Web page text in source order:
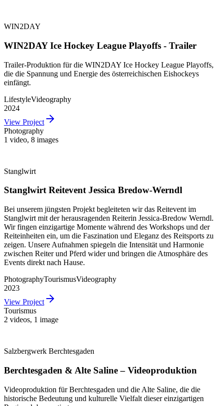
WIN2DAY
WIN2DAY Ice Hockey League Playoffs - Trailer
Trailer-Produktion für die WIN2DAY Ice Hockey League Playoffs,
die die Spannung und Energie des österreichischen Eishockeys
einfängt.
LifestyleVideography
2024
View Project
Photography
1 video, 8 images
Stanglwirt
Stanglwirt Reitevent Jessica Bredow-Werndl
Bei unserem jüngsten Projekt begleiteten wir das Reitevent im
Stanglwirt mit der herausragenden Reiterin Jessica-Bredow Werndl.
Wir fingen einzigartige Momente während des Workshops und der
Reiteinheiten ein, um die Faszination und Eleganz des Reitsports zu
zeigen. Unsere Aufnahmen spiegeln die Intensität und Harmonie
zwischen Reiter und Pferd wider und bringen die Atmosphäre des
Events direkt nach Hause.
PhotographyTourismusVideography
2023
View Project
Tourismus
2 videos, 1 image
Salzbergwerk Berchtesgaden
Berchtesgaden & Alte Saline – Videoproduktion
Videoproduktion für Berchtesgaden und die Alte Saline, die die
historische Bedeutung und kulturelle Vielfalt dieser einzigartigen